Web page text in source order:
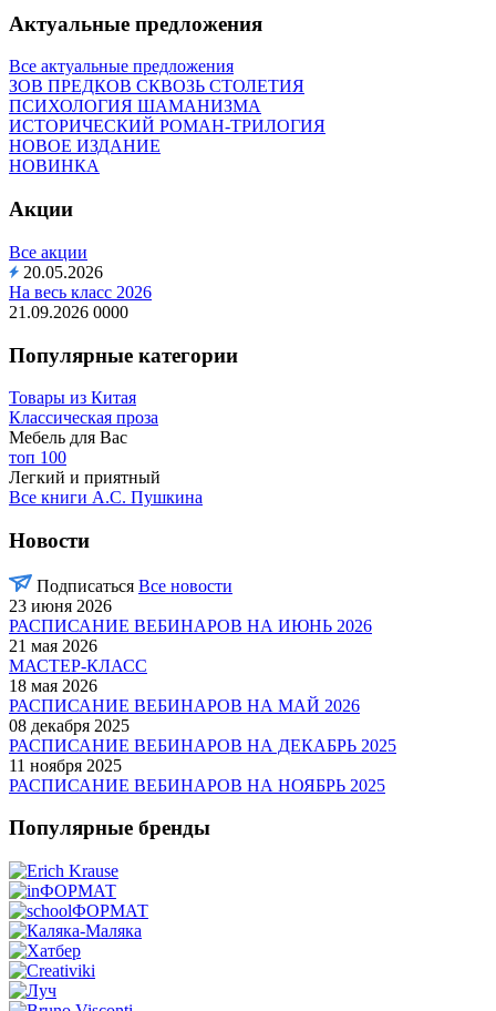
Актуальные предложения
Все aктуальные предложения
ЗОВ ПРЕДКОВ СКВОЗЬ СТОЛЕТИЯ
ПСИХОЛОГИЯ ШАМАНИЗМА
ИСТОРИЧЕСКИЙ РОМАН-ТРИЛОГИЯ
НОВОЕ ИЗДАНИЕ
НОВИНКА
Акции
Все акции
20.05.2026
На весь класс 2026
21.09.2026 0000
Популярные категории
Товары из Китая
Классическая проза
Мебель для Вас
топ 100
Легкий и приятный
Все книги А.С. Пушкина
Новости
Подписаться Все новости
23 июня 2026
РАСПИСАНИЕ ВЕБИНАРОВ НА ИЮНЬ 2026
21 мая 2026
МАСТЕР-КЛАСС
18 мая 2026
РАСПИСАНИЕ ВЕБИНАРОВ НА МАЙ 2026
08 декабря 2025
РАСПИСАНИЕ ВЕБИНАРОВ НА ДЕКАБРЬ 2025
11 ноября 2025
РАСПИСАНИЕ ВЕБИНАРОВ НА НОЯБРЬ 2025
Популярные бренды